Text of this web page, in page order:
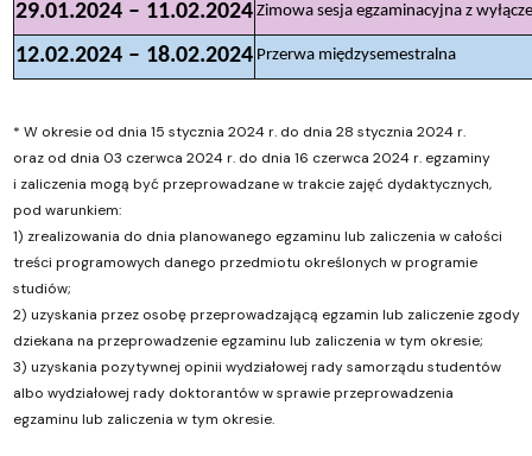
29.01.2024 – 11.02.2024 Zimowa sesja egzaminacyjna z
12.02.2024 – 18.02.2024 Przerwa międzysemestralna
* W okresie od dnia 15 stycznia 2024 r. do dnia 28 stycznia 2024 r.
oraz od dnia 03 czerwca 2024 r. do dnia 16 czerwca 2024 r. egzaminy
i zaliczenia mogą być przeprowadzane w trakcie zajęć dydaktycznych,
pod warunkiem:
1) zrealizowania do dnia planowanego egzaminu lub zaliczenia w całości
treści programowych danego przedmiotu określonych w programie
studiów;
2) uzyskania przez osobę przeprowadzającą egzamin lub zaliczenie zgody
dziekana na przeprowadzenie egzaminu lub zaliczenia w tym okresie;
3) uzyskania pozytywnej opinii wydziałowej rady samorządu studentów
albo wydziałowej rady doktorantów w sprawie przeprowadzenia
egzaminu lub zaliczenia w tym okresie.